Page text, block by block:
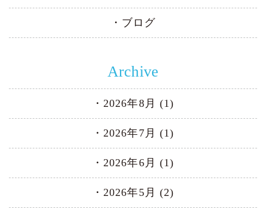
ブログ
Archive
2026年8月 (1)
2026年7月 (1)
2026年6月 (1)
2026年5月 (2)